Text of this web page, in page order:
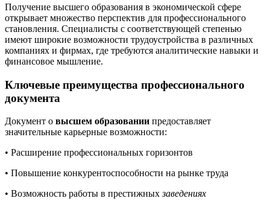
Получение высшего образования в экономической сфере
открывает множество перспектив для профессионального
становления. Специалисты с соответствующей степенью
имеют широкие возможности трудоустройства в различных
компаниях и фирмах, где требуются аналитические навыки и
финансовое мышление.
Ключевые преимущества профессионального
документа
Документ о высшем образовании предоставляет
значительные карьерные возможности:
• Расширение профессиональных горизонтов
• Повышение конкурентоспособности на рынке труда
• Возможность работы в престижныхзаведениях